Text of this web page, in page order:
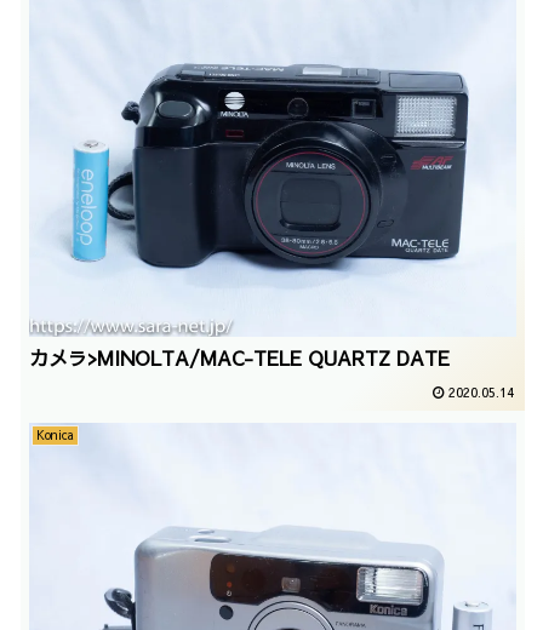
カメラ>MINOLTA/MAC-TELE QUARTZ DATE
2020.05.14
Konica